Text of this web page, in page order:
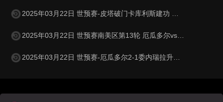
2025年03月22日 世预赛-皮塔破门卡库利斯建功 塞浦路斯2-0圣马力诺
2025年03月22日 世预赛南美区第13轮 厄瓜多尔vs委内瑞拉 全场录像
2025年03月22日 世预赛-厄瓜多尔2-1委内瑞拉升至第二 瓦伦西亚双响+失点